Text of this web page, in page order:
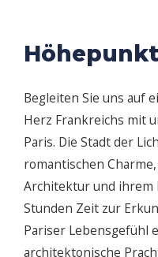
Begleiten Sie uns auf
Herz Frankreichs mit
Paris. Die Stadt der
romantischen
Architektur und ihrem
Stunden Zeit zur
Pariser Lebensgefühl
architektonische